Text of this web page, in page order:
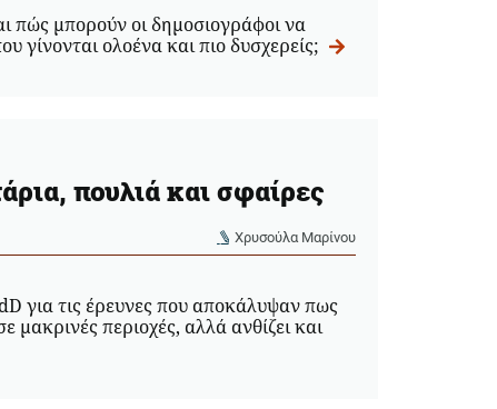
πώς μπορούν οι δημοσιογράφοι να
γίνονται ολοένα και πιο δυσχερείς;
πουλιά και σφαίρες
Χρυσούλα Μαρίνου
για τις έρευνες που αποκάλυψαν πως
μακρινές περιοχές, αλλά ανθίζει και